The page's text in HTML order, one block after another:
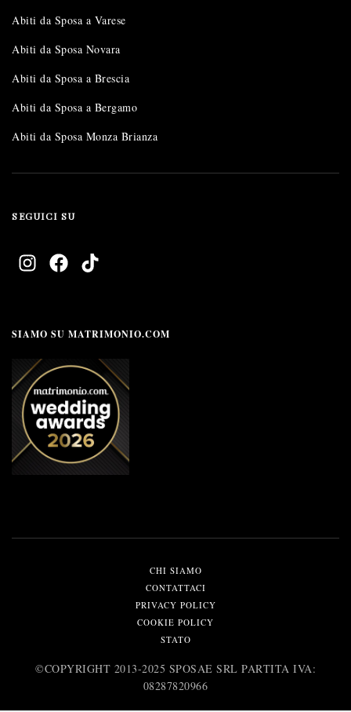
Abiti da Sposa a Varese
Abiti da Sposa Novara
Abiti da Sposa a Brescia
Abiti da Sposa a Bergamo
Abiti da Sposa Monza Brianza
SEGUICI SU
SIAMO SU MATRIMONIO.COM
CHI SIAMO
CONTATTACI
PRIVACY POLICY
COOKIE POLICY
STATO
©️COPYRIGHT 2013-2025 SPOSAE SRL PARTITA IVA:
08287820966